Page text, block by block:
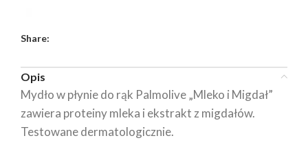
Share:
Opis
Mydło w płynie do rąk Palmolive „Mleko i Migdał”
zawiera proteiny mleka i ekstrakt z migdałów.
Testowane dermatologicznie.